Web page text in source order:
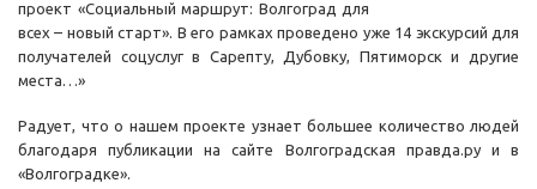
проект «Социальный маршрут: Волгоград для
всех – новый старт». В его рамках проведено уже 14 экскурсий для
получателей соцуслуг в Сарепту, Дубовку, Пятиморск и другие
места…»
Радует, что о нашем проекте узнает большее количество людей
благодаря публикации на сайте Волгоградская правда.ру и в
«Волгоградке».